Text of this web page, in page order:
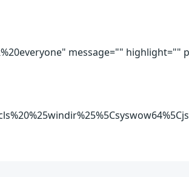
message=""